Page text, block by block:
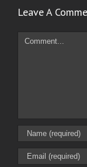
Leave A
Comment